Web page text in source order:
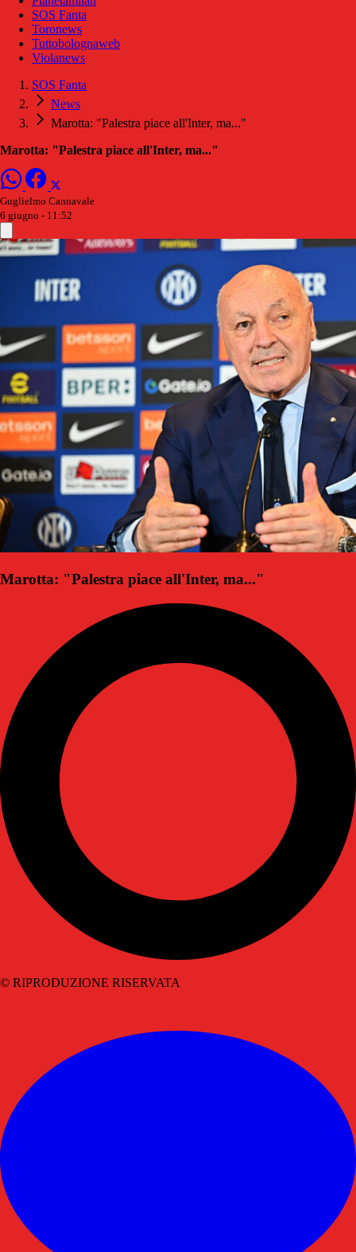
SOS Fanta
Toronews
Tuttobolognaweb
Violanews
SOS Fanta
News
Marotta: "Palestra piace all'Inter, ma..."
Marotta: "Palestra piace all'Inter, ma..."
Guglielmo Cannavale
6 giugno - 11:52
Marotta: "Palestra piace all'Inter, ma..."
© RIPRODUZIONE RISERVATA